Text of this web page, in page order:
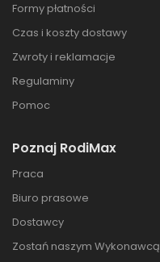
Formy płatności
Czas i koszty dostawy
Zwroty i reklamacje
Regulaminy
Pomoc
Poznaj RodiMax
Praca
Biuro prasowe
Dostawcy
Zostań naszym Wykonawcą